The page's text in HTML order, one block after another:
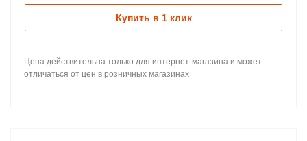
Купить в 1 клик
Цена действительна только для интернет-магазина и может
отличаться от цен в розничных магазинах